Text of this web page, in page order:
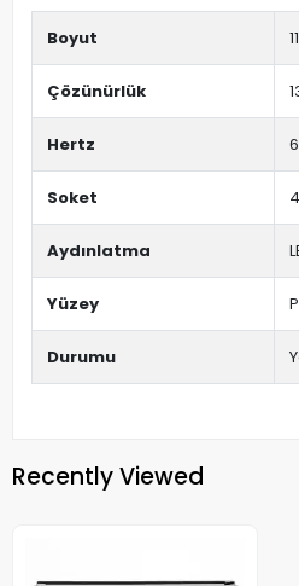
Boyut
Çözünürlük
Hertz
Soket
Aydınlatma
Yüzey
Durumu
Recently Viewed